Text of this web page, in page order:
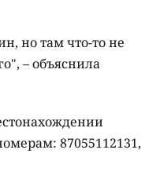
но там что-то не
– объяснила
87055112131,